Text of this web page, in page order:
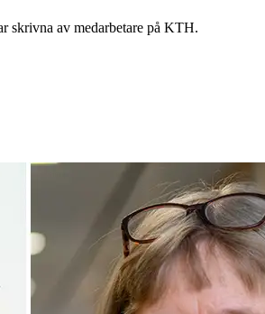
skrivna av medarbetare på KTH.